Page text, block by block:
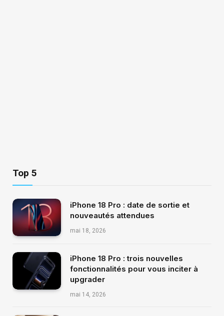
Top 5
iPhone 18 Pro : date de sortie et
nouveautés attendues
mai 18, 2026
iPhone 18 Pro : trois nouvelles
fonctionnalités pour vous inciter à
upgrader
mai 14, 2026